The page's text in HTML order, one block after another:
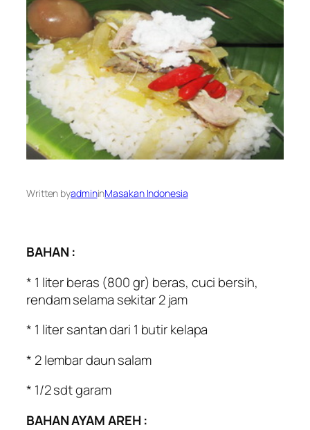
Written byadmininMasakan Indonesia
BAHAN :
* 1 liter beras (800 gr) beras, cuci bersih,
rendam selama sekitar 2 jam
* 1 liter santan dari 1 butir kelapa
* 2 lembar daun salam
* 1/2 sdt garam
BAHAN AYAM AREH :